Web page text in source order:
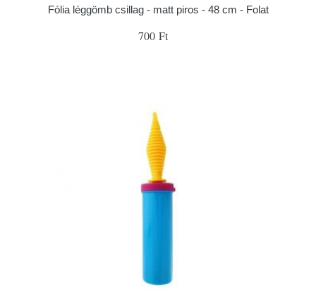
Fólia léggömb csillag - matt piros - 48 cm - Folat
700 Ft